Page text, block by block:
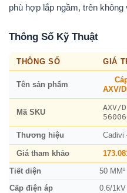
phù hợp lắp ngầm, trên không
Thông Số Kỹ Thuật
THÔNG SỐ GIÁ
Tên sản phẩm
AXV/
Mã SKU
AXV/
Thương hiệu Cadivi
Giá tham khảo
Tiết diện 50 MM²
Cấp điện áp 0.6/1kV